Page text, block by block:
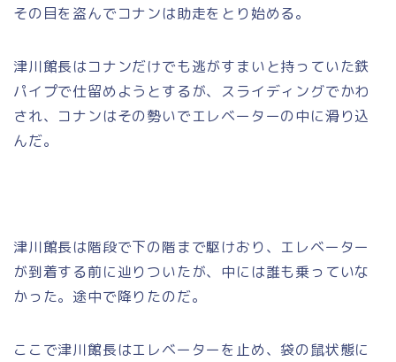
その目を盗んでコナンは助走をとり始める。
津川館長はコナンだけでも逃がすまいと持っていた鉄
パイプで仕留めようとするが、スライディングでかわ
され、コナンはその勢いでエレベーターの中に滑り込
んだ。
津川館長は階段で下の階まで駆けおり、エレベーター
が到着する前に辿りついたが、中には誰も乗っていな
かった。途中で降りたのだ。
ここで津川館長はエレベーターを止め、袋の鼠状態に